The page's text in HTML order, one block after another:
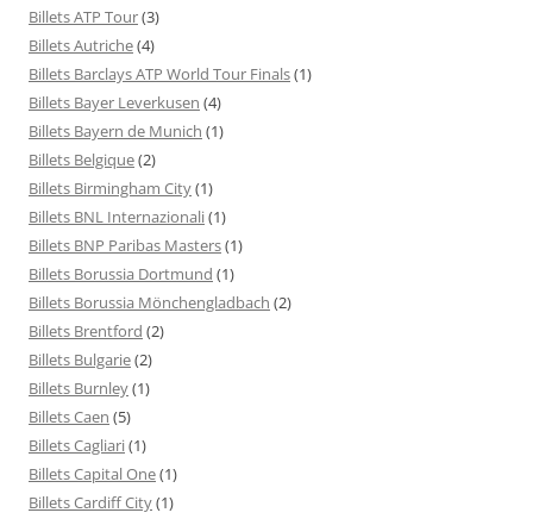
Billets ATP Tour(3)
Billets Autriche(4)
Billets Barclays ATP World Tour Finals(1)
Billets Bayer Leverkusen (4)
Billets Bayern de Munich (1)
Billets Belgique(2)
Billets Birmingham City(1)
Billets BNL Internazionali(1)
Billets BNP Paribas Masters(1)
Billets Borussia Dortmund (1)
Billets Borussia Mönchengladbach (2)
Billets Brentford (2)
Billets Bulgarie(2)
Billets Burnley(1)
Billets Caen (5)
Billets Cagliari(1)
Billets Capital One(1)
Billets Cardiff City(1)